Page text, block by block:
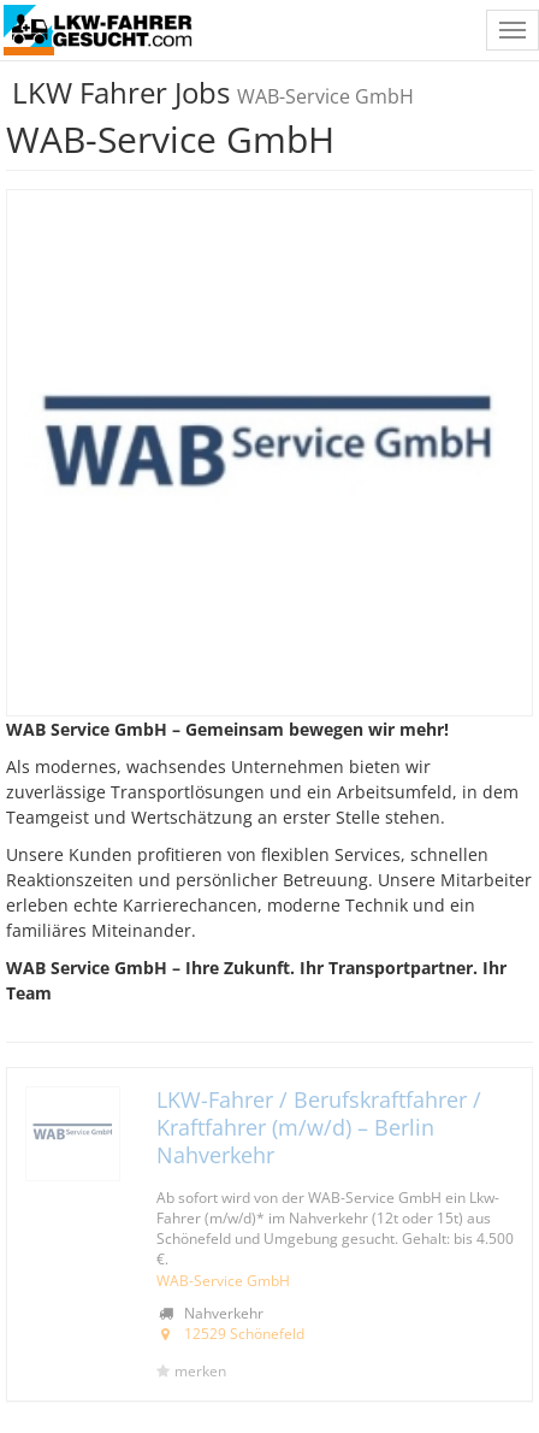
LKW Fahrer Jobs WAB-Service GmbH
WAB-Service GmbH
WAB Service GmbH – Gemeinsam bewegen wir mehr!
Als modernes, wachsendes Unternehmen bieten wir
zuverlässige Transportlösungen und ein Arbeitsumfeld, in dem
Teamgeist und Wertschätzung an erster Stelle stehen.
Unsere Kunden profitieren von flexiblen Services, schnellen
Reaktionszeiten und persönlicher Betreuung. Unsere Mitarbeiter
erleben echte Karrierechancen, moderne Technik und ein
familiäres Miteinander.
WAB Service GmbH – Ihre Zukunft. Ihr Transportpartner. Ihr
Team
LKW-Fahrer / Berufskraftfahrer /
Kraftfahrer (m/w/d) – Berlin
Nahverkehr
Ab sofort wird von der WAB-Service GmbH ein Lkw-
Fahrer (m/w/d)* im Nahverkehr (12t oder 15t) aus
Schönefeld und Umgebung gesucht. Gehalt: bis 4.500
€.
WAB-Service GmbH
Nahverkehr
12529 Schönefeld
merken